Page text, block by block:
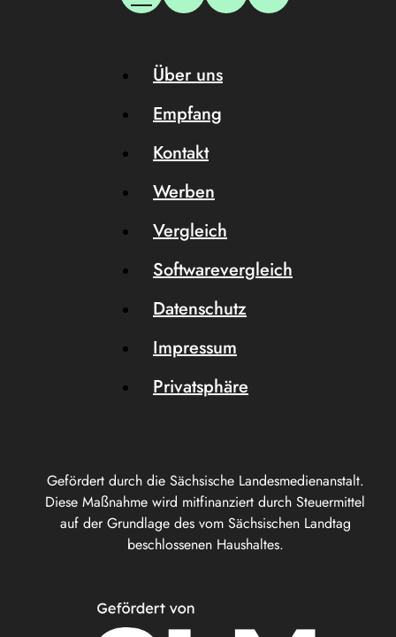
Gefördert durch die Sächsische Landesmedienanstalt.
Diese Maßnahme wird mitfinanziert durch Steuermittel
auf der Grundlage des vom Sächsischen Landtag
beschlossenen Haushaltes.
Über uns
Empfang
Kontakt
Werben
Vergleich
Softwarevergleich
Datenschutz
Impressum
Privatsphäre